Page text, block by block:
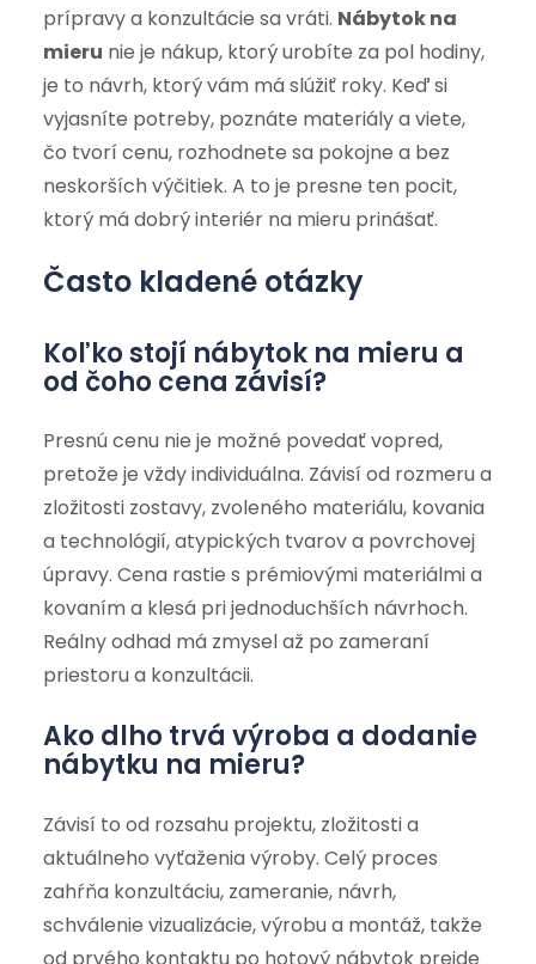
prípravy a konzultácie sa vráti. Nábytok na
mieru nie je nákup, ktorý urobíte za pol hodiny,
je to návrh, ktorý vám má slúžiť roky. Keď si
vyjasníte potreby, poznáte materiály a viete,
čo tvorí cenu, rozhodnete sa pokojne a bez
neskorších výčitiek. A to je presne ten pocit,
ktorý má dobrý interiér na mieru prinášať.
Často kladené otázky
Koľko stojí nábytok na mieru a
od čoho cena závisí?
Presnú cenu nie je možné povedať vopred,
pretože je vždy individuálna. Závisí od rozmeru a
zložitosti zostavy, zvoleného materiálu, kovania
a technológií, atypických tvarov a povrchovej
úpravy. Cena rastie s prémiovými materiálmi a
kovaním a klesá pri jednoduchších návrhoch.
Reálny odhad má zmysel až po zameraní
priestoru a konzultácii.
Ako dlho trvá výroba a dodanie
nábytku na mieru?
Závisí to od rozsahu projektu, zložitosti a
aktuálneho vyťaženia výroby. Celý proces
zahŕňa konzultáciu, zameranie, návrh,
schválenie vizualizácie, výrobu a montáž, takže